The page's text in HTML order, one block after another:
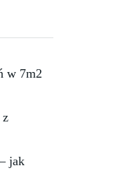
w 7m2
z
jak